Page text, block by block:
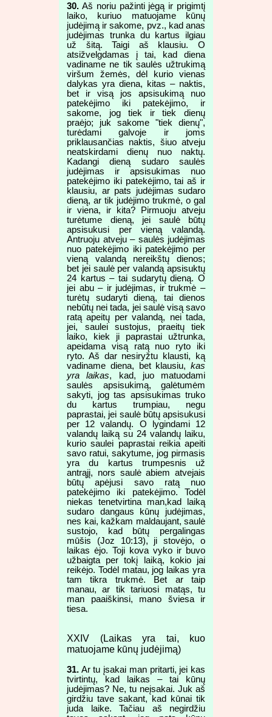
30. Aš noriu pažinti jėgą ir prigimtį
laiko, kuriuo matuojame kūnų
judėjimą ir sakome, pvz., kad anas
judėjimas trunka du kartus ilgiau
už šitą. Taigi aš klausiu. O
atsižvelgdamas į tai, kad diena
vadiname ne tik saulės užtrukimą
viršum žemės, dėl kurio vienas
dalykas yra diena, kitas – naktis,
bet ir visą jos apsisukimą nuo
patekėjimo iki patekėjimo, ir
sakome, jog tiek ir tiek dienų
praėjo; juk sakome "tiek dienų",
turėdami galvoje ir joms
priklausančias naktis, šiuo atveju
neatskirdami dienų nuo naktų.
Kadangi dieną sudaro saulės
judėjimas ir apsisukimas nuo
patekėjimo iki patekėjimo, tai aš ir
klausiu, ar pats judėjimas sudaro
dieną, ar tik judėjimo trukmė, o gal
ir viena, ir kita? Pirmuoju atveju
turėtume dieną, jei saulė būtų
apsisukusi per vieną valandą.
Antruoju atveju – saulės judėjimas
nuo patekėjimo iki patekėjimo per
vieną valandą nereikštų dienos;
bet jei saulė per valandą apsisuktų
24 kartus – tai sudarytų dieną. O
jei abu – ir judėjimas, ir trukmė –
turėtų sudaryti dieną, tai dienos
nebūtų nei tada, jei saulė visą savo
ratą apeitų per valandą, nei tada,
jei, saulei sustojus, praeitų tiek
laiko, kiek ji paprastai užtrunka,
apeidama visą ratą nuo ryto iki
ryto. Aš dar nesiryžtu klausti, ką
vadiname diena, bet klausiu, kas
yra laikas, kad, juo matuodami
saulės apsisukimą, galėtumėm
sakyti, jog tas apsisukimas truko
du kartus trumpiau, negu
paprastai, jei saulė būtų apsisukusi
per 12 valandų. O lygindami 12
valandų laiką su 24 valandų laiku,
kurio saulei paprastai reikia apeiti
savo ratui, sakytume, jog pirmasis
yra du kartus trumpesnis už
antrąjį, nors saulė abiem atvejais
būtų apėjusi savo ratą nuo
patekėjimo iki patekėjimo. Todėl
niekas tenetvirtina man,kad laiką
sudaro dangaus kūnų judėjimas,
nes kai, kažkam maldaujant, saulė
sustojo, kad būtų pergalingas
mūšis (Joz 10:13), ji stovėjo, o
laikas ėjo. Toji kova vyko ir buvo
užbaigta per tokį laiką, kokio jai
reikėjo. Todėl matau, jog laikas yra
tam tikra trukmė. Bet ar taip
manau, ar tik tariuosi matąs, tu
man paaiškinsi, mano šviesa ir
tiesa.
XXIV (Laikas yra tai, kuo
matuojame kūnų judėjimą)
31. Ar tu įsakai man pritarti, jei kas
tvirtintų, kad laikas – tai kūnų
judėjimas? Ne, tu neįsakai. Juk aš
girdžiu tave sakant, kad kūnai tik
juda laike. Tačiau aš negirdžiu